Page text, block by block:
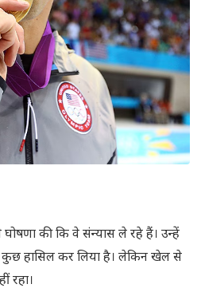
की कि वे संन्यास ले रहे हैं। उन्हें
हासिल कर लिया है। लेकिन खेल से
रहा।